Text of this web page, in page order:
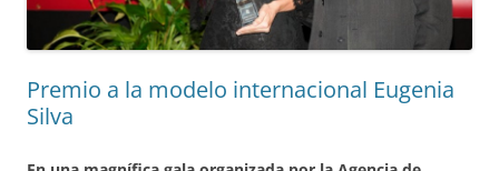
Premio a la modelo internacional Eugenia
Silva